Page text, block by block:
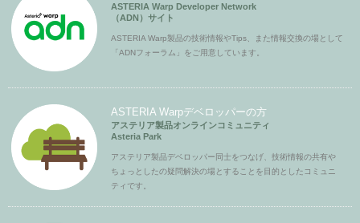
ASTERIA Warp Developer Network
（ADN）サイト
ASTERIA Warp製品の技術情報やTips、また情報交換の場として
「ADNフォーラム」をご用意しています。
ASTERIA Warpデベロッパーの方
アステリア製品オンラインコミュニティ
Asteria Park
アステリア製品デベロッパー同士をつなげ、技術情報の共有や
ちょっとしたの疑問解決の場とすることを目的としたコミュニ
ティです。